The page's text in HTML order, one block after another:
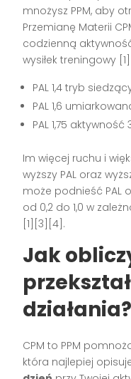
mnożysz PPM, aby
Przemianę Materii
codzienną
wysiłek treningowy
PAL 1,4 tryb
PAL 1,6
PAL 1,75
Im więcej ruchu i
wyższy PAL oraz
może podnieść PAL
od 0,2 do 1,0 w
[1][3][4].
Jak
działania?
CPM to PPM
która najlepiej